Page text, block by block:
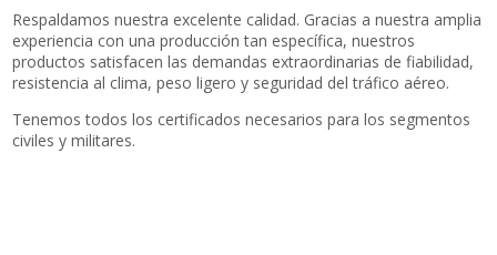
Respaldamos nuestra excelente calidad. Gracias a nuestra amplia
experiencia con una producción tan específica, nuestros
productos satisfacen las demandas extraordinarias de fiabilidad,
resistencia al clima, peso ligero y seguridad del tráfico aéreo.
Tenemos todos los certificados necesarios para los segmentos
civiles y militares.